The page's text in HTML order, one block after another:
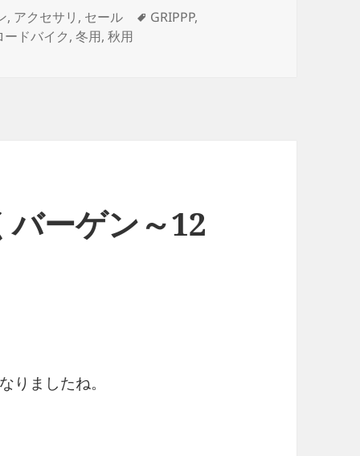
, アクセサリ , セール
タ
GRIPPP,
ードバイク,冬用,秋用
ーゲン～12
りましたね。